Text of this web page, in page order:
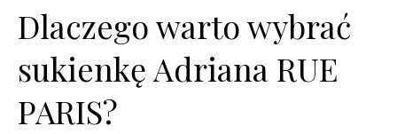
Dlaczego warto wybrać
sukienkę Adriana RUE
PARIS?